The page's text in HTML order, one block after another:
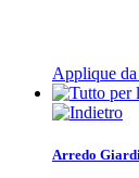
Applique da
Arredo